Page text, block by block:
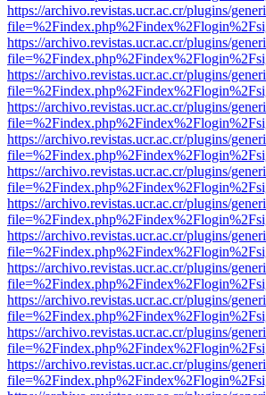
https://archivo.revistas.ucr.ac.cr/plugins/
https://archivo.revistas.ucr.ac.cr/plugins/
https://archivo.revistas.ucr.ac.cr/plugins/
https://archivo.revistas.ucr.ac.cr/plugins/
https://archivo.revistas.ucr.ac.cr/plugins/
https://archivo.revistas.ucr.ac.cr/plugins/
https://archivo.revistas.ucr.ac.cr/plugins/
https://archivo.revistas.ucr.ac.cr/plugins/
https://archivo.revistas.ucr.ac.cr/plugins/
https://archivo.revistas.ucr.ac.cr/plugins/
https://archivo.revistas.ucr.ac.cr/plugins/
https://archivo.revistas.ucr.ac.cr/plugins/